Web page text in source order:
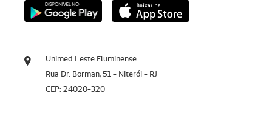
Unimed Leste Fluminense
Rua Dr. Borman, 51 - Niterói - RJ
CEP: 24020-320